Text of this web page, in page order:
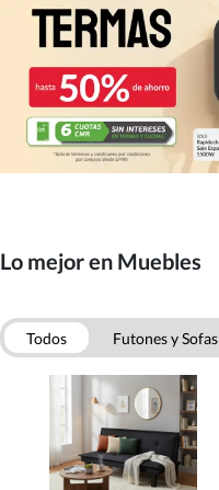
Lo mejor en Muebles
Todos Futones y Sofas
Muebles Cocina